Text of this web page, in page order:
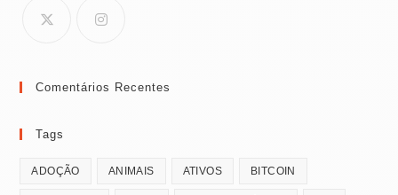
Comentários Recentes
Tags
ADOÇÃO ANIMAIS ATIVOS BITCOIN